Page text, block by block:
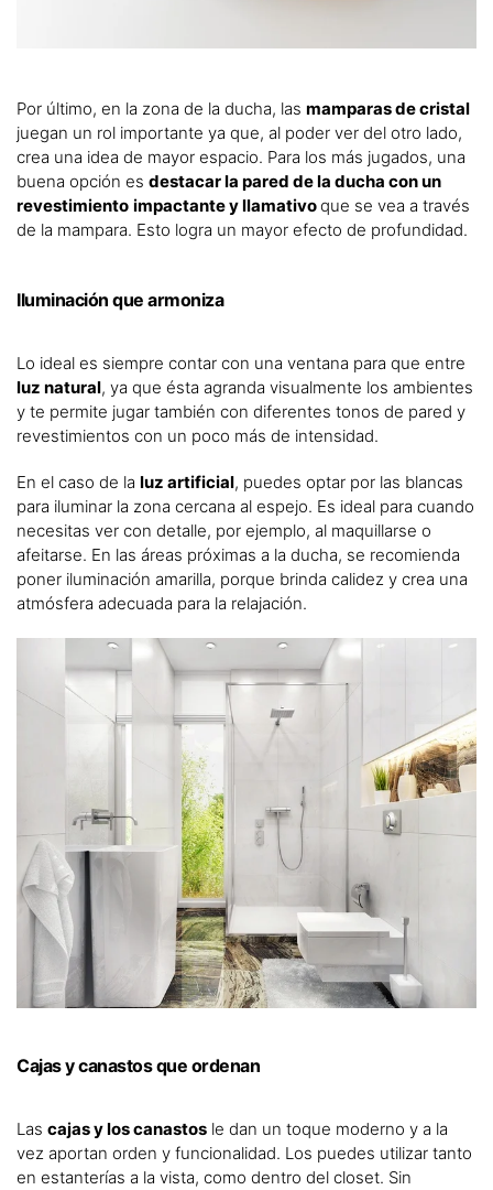
Por último, en la zona de la ducha, las mamparas de cristal
juegan un rol importante ya que, al poder ver del otro lado,
crea una idea de mayor espacio. Para los más jugados, una
buena opción es destacar la pared de la ducha con un
revestimiento impactante y llamativoque se vea a través
de la mampara. Esto logra un mayor efecto de profundidad.
Iluminación que armoniza
Lo ideal es siempre contar con una ventana para que entre
luz natural, ya que ésta agranda visualmente los ambientes
y te permite jugar también con diferentes tonos de pared y
revestimientos con un poco más de intensidad.
En el caso de la luz artificial, puedes optar por las blancas
para iluminar la zona cercana al espejo. Es ideal para cuando
necesitas ver con detalle, por ejemplo, al maquillarse o
afeitarse. En las áreas próximas a la ducha, se recomienda
poner iluminación amarilla, porque brinda calidez y crea una
atmósfera adecuada para la relajación.
Cajas y canastos que ordenan
Las cajas y los canastos le dan un toque moderno y a la
vez aportan orden y funcionalidad. Los puedes utilizar tanto
en estanterías a la vista, como dentro del closet. Sin